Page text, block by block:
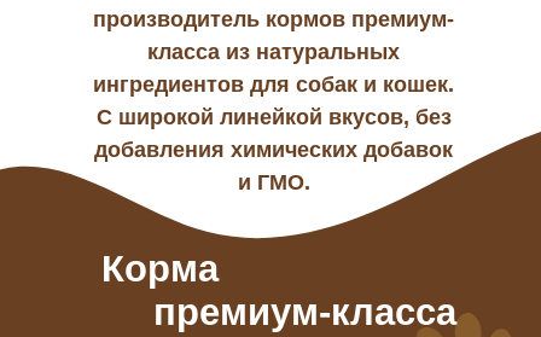
Корма
производитель кормов премиум-
класса из натуральных
ингредиентов для собак и кошек.
С широкой линейкой вкусов, без
добавления химических добавок
и ГМО.
премиум-класса